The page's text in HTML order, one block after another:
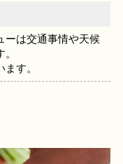
ーは交通事情や天候
す。